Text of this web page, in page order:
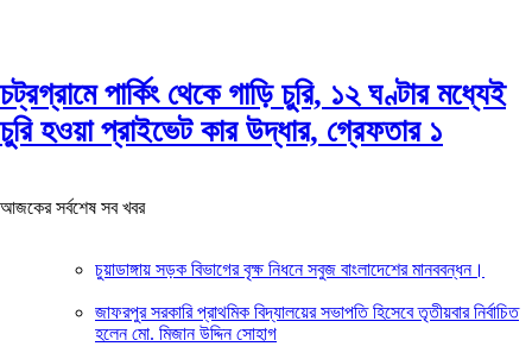
চট্রগ্রামে পার্কিং থেকে গাড়ি চুরি, ১২ ঘণ্টার মধ্যেই
চুরি হওয়া প্রাইভেট কার উদ্ধার, গ্রেফতার ১
আজকের সর্বশেষ সব খবর
চুয়াডাঙ্গায় সড়ক বিভাগের বৃক্ষ নিধনে সবুজ বাংলাদেশের মানববন্ধন।
জাফরপুর সরকারি প্রাথমিক বিদ্যালয়ের সভাপতি হিসেবে তৃতীয়বার নির্বাচিত
হলেন মো. মিজান উদ্দিন সোহাগ